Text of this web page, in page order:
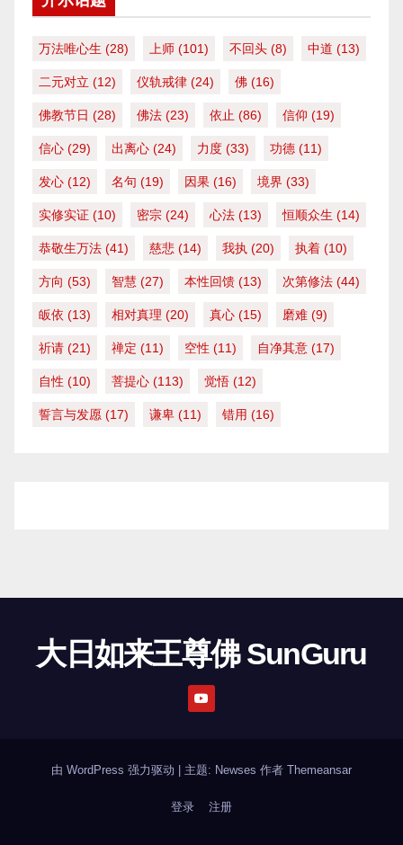
万法唯心生 (28) 上师 (101) 不回头 (8) 中道 (13)
二元对立 (12) 仪轨戒律 (24) 佛 (16)
佛教节日 (28) 佛法 (23) 依止 (86) 信仰 (19)
信心 (29) 出离心 (24) 力度 (33) 功德 (11)
发心 (12) 名句 (19) 因果 (16) 境界 (33)
实修实证 (10) 密宗 (24) 心法 (13) 恒顺众生 (14)
恭敬生万法 (41) 慈悲 (14) 我执 (20) 执着 (10)
方向 (53) 智慧 (27) 本性回馈 (13) 次第修法 (44)
皈依 (13) 相对真理 (20) 真心 (15) 磨难 (9)
祈请 (21) 禅定 (11) 空性 (11) 自净其意 (17)
自性 (10) 菩提心 (113) 觉悟 (12)
誓言与发愿 (17) 谦卑 (11) 错用 (16)
大日如来王尊佛 SunGuru
由 WordPress 强力驱动 主题: Newses 作者 Themeansar
登录 注册